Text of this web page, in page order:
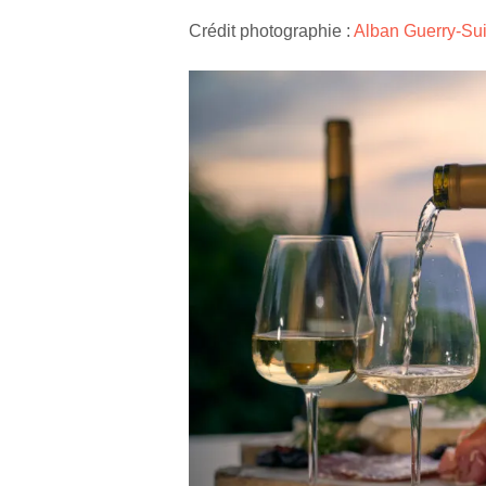
Crédit photographie : Alban Guerry-